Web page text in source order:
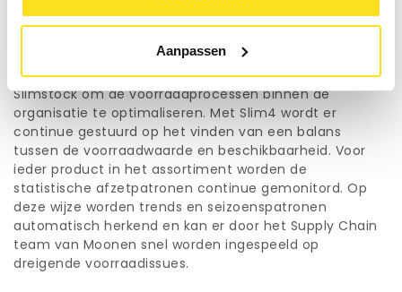
Aanpassen
inzichtelijk te krijgen.Lees meer
Moonen Packaging en Slimstock
Moonen Packaging werkt al sinds 2005 samen met
Slimstock om de voorraadprocessen binnen de
organisatie te optimaliseren. Met Slim4 wordt er
continue gestuurd op het vinden van een balans
tussen de voorraadwaarde en beschikbaarheid. Voor
ieder product in het assortiment worden de
statistische afzetpatronen continue gemonitord. Op
deze wijze worden trends en seizoenspatronen
automatisch herkend en kan er door het Supply Chain
team van Moonen snel worden ingespeeld op
dreigende voorraadissues.